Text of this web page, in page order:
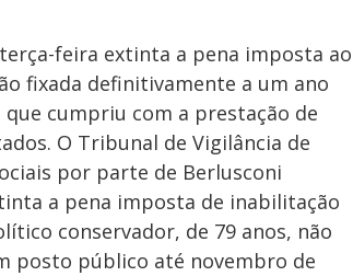
feira extinta a pena imposta ao
fixada definitivamente a um ano
cumpriu com a prestação de
O Tribunal de Vigilância de
por parte de Berlusconi
a pena imposta de inabilitação
conservador, de 79 anos, não
posto público até novembro de